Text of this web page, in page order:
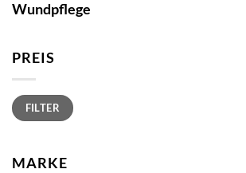
Wundpflege
PREIS
Min.
Preis
Max.
PreisFILTER
MARKE